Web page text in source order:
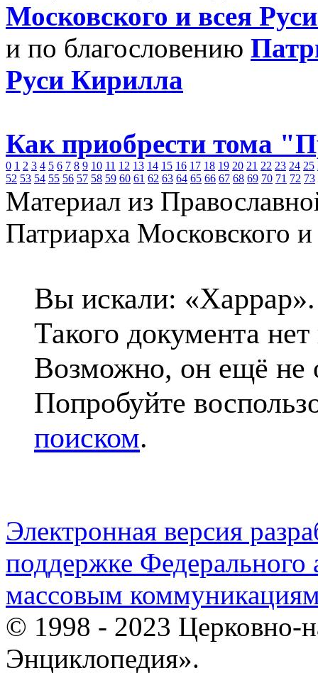
Московского и всея
и по благословению
Руси Кирилла
Как приобрести тома
0 1 2 3 4 5 6 7 8 9 10 11 12 13 14 15 16 17 18 19 20 21 22 23 24 25
52 53 54 55 56 57 58 59 60 61 62 63 64 65 66 67 68 69 70 71 72 73
Материал из
Патриарха Московского
Вы искали: «Харрар».
Такого документа
Возможно, он ещё не
Попробуйте
поиском.
Электронная версия
поддержке Федерального
массовым
© 1998 - 2023 Церковно-
Энциклопедия».